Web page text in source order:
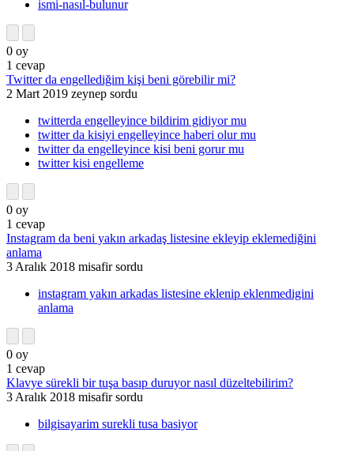
ismi-nasıl-bulunur
0 oy
1 cevap
Twitter da engellediğim kişi beni görebilir mi?
2 Mart 2019 zeynep sordu
twitterda engelleyince bildirim gidiyor mu
twitter da kisiyi engelleyince haberi olur mu
twitter da engelleyince kisi beni gorur mu
twitter kisi engelleme
0 oy
1 cevap
Instagram da beni yakın arkadaş listesine ekleyip eklemediğini
anlama
3 Aralık 2018 misafir sordu
instagram yakın arkadas listesine eklenip eklenmedigini
anlama
0 oy
1 cevap
Klavye sürekli bir tuşa basıp duruyor nasıl düzeltebilirim?
3 Aralık 2018 misafir sordu
bilgisayarim surekli tusa basiyor